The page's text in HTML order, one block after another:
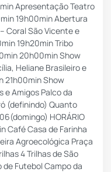
Apresentação Teatro
19h00min Abertura
Coral São Vicente e
19h20min Tribo
20h00min Show
Heliane Brasileiro e
21h00min Show
e Amigos Palco da
(definindo) Quanto
HORÁRIO
Café Casa de Farinha
Agroecológica Praça
4 Trilhas de São
Futebol Campo da